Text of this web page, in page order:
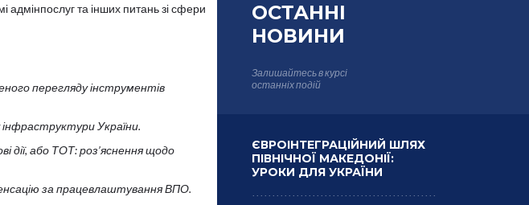
адмінпослуг та інших питань зі сфери
перегляду інструментів
України.
дії, або ТОТ: роз’яснення щодо
за працевлаштування ВПО.
ОСТАННІ
НОВИНИ
Залишайтесь в курсі
останніх подій
ЄВРОІНТЕГРАЦІЙНИЙ ШЛЯХ
ПІВНІЧНОЇ МАКЕДОНІЇ:
УРОКИ ДЛЯ УКРАЇНИ